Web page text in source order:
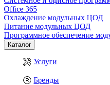
Office 365
Охлаждение модульных ЦОД
Питание модульных ЦОД
Программное обеспечение
Каталог
Услуги
Бренды